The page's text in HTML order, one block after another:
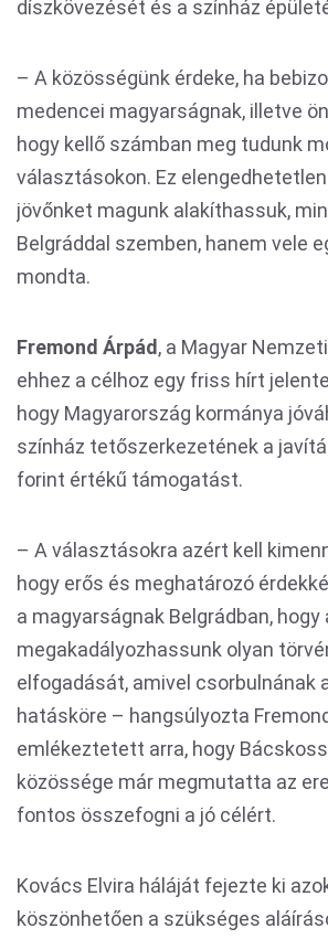
díszkövezését és a színház
– A közösségünk érdeke, ha
medencei magyarságnak, illetve
hogy kellő számban meg tudunk
választásokon. Ez
jövőnket magunk alakíthassuk,
Belgráddal szemben, hanem vele
mondta.
Fremond Árpád , a Magyar
ehhez a célhoz egy friss hírt
hogy Magyarország kormánya
színház tetőszerkezetének a
forint értékű támogatást.
– A választásokra azért kell
hogy erős és meghatározó
a magyarságnak Belgrádban, hogy
megakadályozhassunk olyan
elfogadását, amivel csorbulnának
hatásköre – hangsúlyozta
emlékeztetett arra, hogy
közössége már megmutatta az
fontos összefogni a jó célért.
Kovács Elvira háláját fejezte ki
köszönhetően a szükséges